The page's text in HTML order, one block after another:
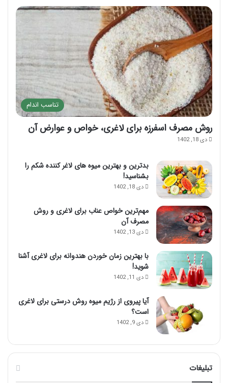
تناسب اندام
روش مصرف اسفرزه برای لاغری، خواص و عوارض آن
دی 18, 1402
بدترین و بهترین میوه های لاغر کننده شکم را
بشناسید!
دی 18, 1402
مهم‌ترین خواص عناب برای لاغری و روش
مصرف آن
دی 13, 1402
با بهترین زمان خوردن هندوانه برای لاغری آشنا
شوید!
دی 11, 1402
آیا پیروی از رژیم میوه روش درستی برای لاغری
است؟
دی 9, 1402
تبلیغات